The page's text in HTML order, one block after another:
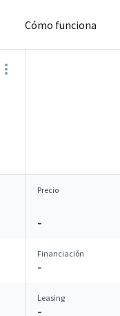
Cómo funciona
Precio
–
Financiación
–
Leasing
–